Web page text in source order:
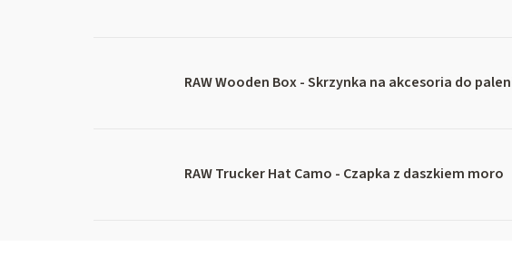
RAW Wooden Box - Skrzynka na akcesoria do
RAW Trucker Hat Camo - Czapka z daszkiem moro